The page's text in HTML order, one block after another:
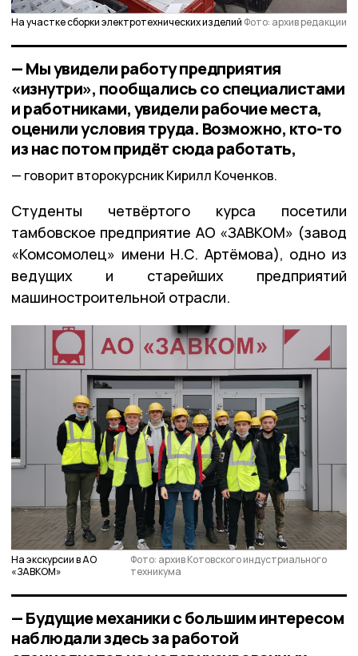
На участке сборки электротехнических изделий Фото: архив редакции
— Мы увидели работу предприятия
«изнутри», пообщались со специалистами
и работниками, увидели рабочие места,
оценили условия труда. Возможно, кто-то
из нас потом придёт сюда работать,
говорит второкурсник Кирилл Коченков.
Студенты четвёртого курса посетили
тамбовское предприятие АО «ЗАВКОМ» (завод
«Комсомолец» имени Н.С. Артёмова), одно из
ведущих и старейших предприятий
машиностроительной отрасли.
На экскурсии в АО
«ЗАВКОМ»
Фото: архив Котовского индустриального
техникума
— Будущие механики с большим интересом
наблюдали здесь за работой